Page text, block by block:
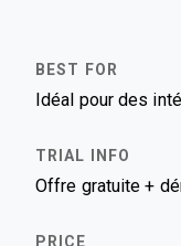
Idéal pour des
Offre gratuite +